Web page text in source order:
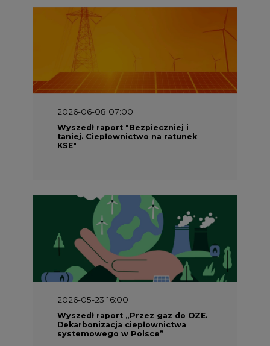
2026-06-08 07:00
Wyszedł raport "Bezpieczniej i
taniej. Ciepłownictwo na ratunek
KSE"
2026-05-23 16:00
Wyszedł raport „Przez gaz do OZE.
Dekarbonizacja ciepłownictwa
systemowego w Polsce”